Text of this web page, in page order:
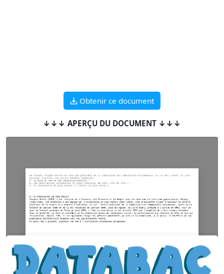
Obtenir ce document
↓↓↓ APERÇU DU DOCUMENT ↓↓↓